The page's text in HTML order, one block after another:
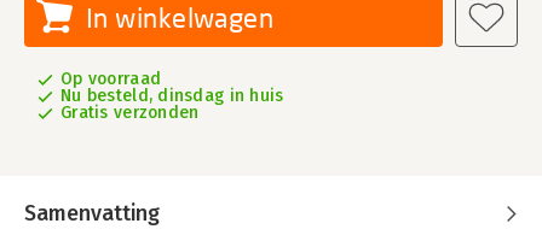
In winkelwagen
Op voorraad
Nu besteld, dinsdag in huis
Gratis verzonden
Samenvatting